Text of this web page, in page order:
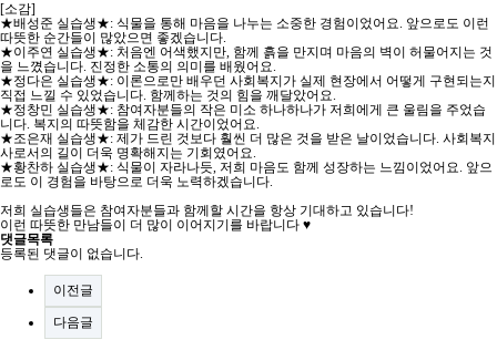
[소감]
★배성준 실습생★: 식물을 통해 마음을 나누는 소중한 경험이었어요. 앞으로도 이런
따뜻한 순간들이 많았으면 좋겠습니다.
★이주연 실습생★: 처음엔 어색했지만, 함께 흙을 만지며 마음의 벽이 허물어지는 것
을 느꼈습니다. 진정한 소통의 의미를 배웠어요.
★정다은 실습생★: 이론으로만 배우던 사회복지가 실제 현장에서 어떻게 구현되는지
직접 느낄 수 있었습니다. 함께하는 것의 힘을 깨달았어요.
★정창민 실습생★: 참여자분들의 작은 미소 하나하나가 저희에게 큰 울림을 주었습
니다. 복지의 따뜻함을 체감한 시간이었어요.
★조은재 실습생★: 제가 드린 것보다 훨씬 더 많은 것을 받은 날이었습니다. 사회복지
사로서의 길이 더욱 명확해지는 기회였어요.
★황찬하 실습생★: 식물이 자라나듯, 저희 마음도 함께 성장하는 느낌이었어요. 앞으
로도 이 경험을 바탕으로 더욱 노력하겠습니다.
저희 실습생들은 참여자분들과 함께할 시간을 항상 기대하고 있습니다!
이런 따뜻한 만남들이 더 많이 이어지기를 바랍니다 ♥
댓글목록
등록된 댓글이 없습니다.
이전글
다음글